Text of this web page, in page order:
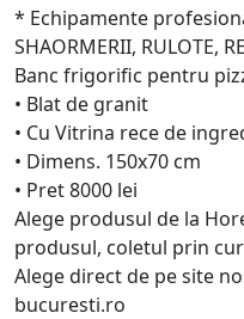
* Echipamente
SHAORMERII, RULOTE,
Banc frigorific pentru
• Blat de granit
• Cu Vitrina rece de
• Dimens. 150x70 cm
• Pret 8000 lei
Alege produsul de la
produsul, coletul prin
Alege direct de pe site
bucuresti.ro